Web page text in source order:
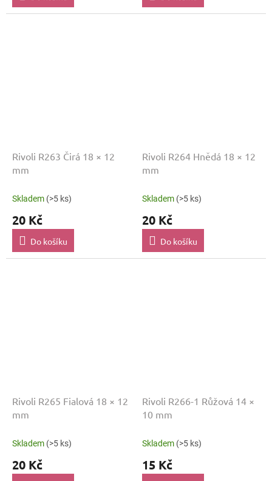
Rivoli R263 Čirá 18 × 12
mm
Skladem (>5 ks)
20 Kč
Do košíku
Rivoli R264 Hnědá 18 × 12
mm
Skladem (>5 ks)
20 Kč
Do košíku
Rivoli R265 Fialová 18 × 12
mm
Skladem (>5 ks)
20 Kč
Rivoli R266-1 Růžová 14 ×
10 mm
Skladem (>5 ks)
15 Kč